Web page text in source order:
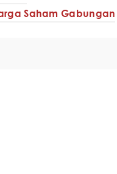
Saham Gabungan